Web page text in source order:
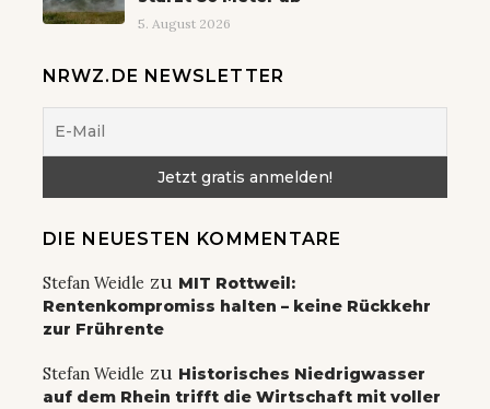
5. August 2026
NRWZ.DE NEWSLETTER
DIE NEUESTEN KOMMENTARE
Stefan Weidle zu MIT Rottweil:
Rentenkompromiss halten – keine Rückkehr
zur Frührente
Stefan Weidle zu Historisches Niedrigwasser
auf dem Rhein trifft die Wirtschaft mit voller